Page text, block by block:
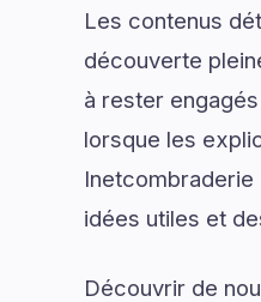
Les contenus
découverte
à rester
lorsque les
idées utiles et
Découvrir de